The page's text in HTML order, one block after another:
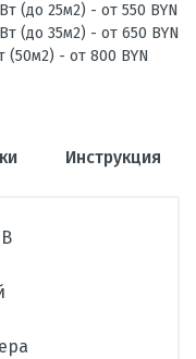
(до 25м2) - от 550 BYN
(до 35м2) - от 650 BYN
(50м2) - от 800 BYN
Инструкция